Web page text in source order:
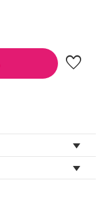
favorite